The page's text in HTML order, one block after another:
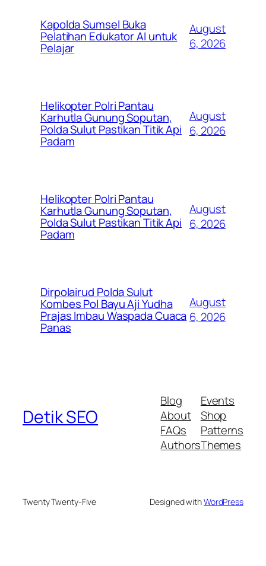
Kapolda Sumsel Buka
Pelatihan Edukator AI untuk
Pelajar
August
6, 2026
Helikopter Polri Pantau
Karhutla Gunung Soputan,
Polda Sulut Pastikan Titik Api
Padam
August
6, 2026
Helikopter Polri Pantau
Karhutla Gunung Soputan,
Polda Sulut Pastikan Titik Api
Padam
August
6, 2026
Dirpolairud Polda Sulut
Kombes Pol Bayu Aji Yudha
Prajas Imbau Waspada Cuaca
Panas
August
6, 2026
Detik SEO
Blog
About
FAQs
Authors
Events
Shop
Patterns
Themes
Twenty Twenty-Five Designed withWordPress